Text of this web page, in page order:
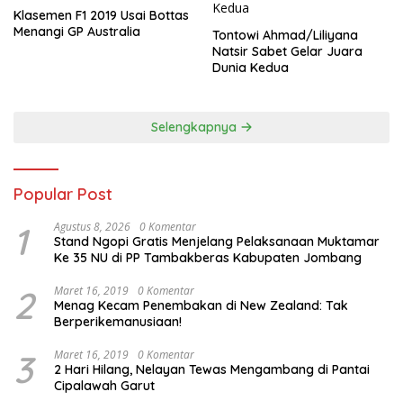
Klasemen F1 2019 Usai Bottas
Menangi GP Australia
Tontowi Ahmad/Liliyana
Natsir Sabet Gelar Juara
Dunia Kedua
Selengkapnya
Popular Post
1 Agustus 8, 2026 0 Komentar
Stand Ngopi Gratis Menjelang Pelaksanaan Muktamar
Ke 35 NU di PP Tambakberas Kabupaten Jombang
2 Maret 16, 2019 0 Komentar
Menag Kecam Penembakan di New Zealand: Tak
Berperikemanusiaan!
3 Maret 16, 2019 0 Komentar
2 Hari Hilang, Nelayan Tewas Mengambang di Pantai
Cipalawah Garut